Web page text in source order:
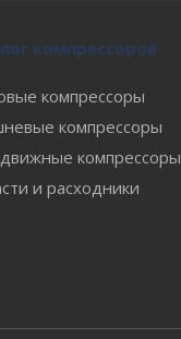
компрессоров
компрессоры
компрессоры
компрессоры
и расходники